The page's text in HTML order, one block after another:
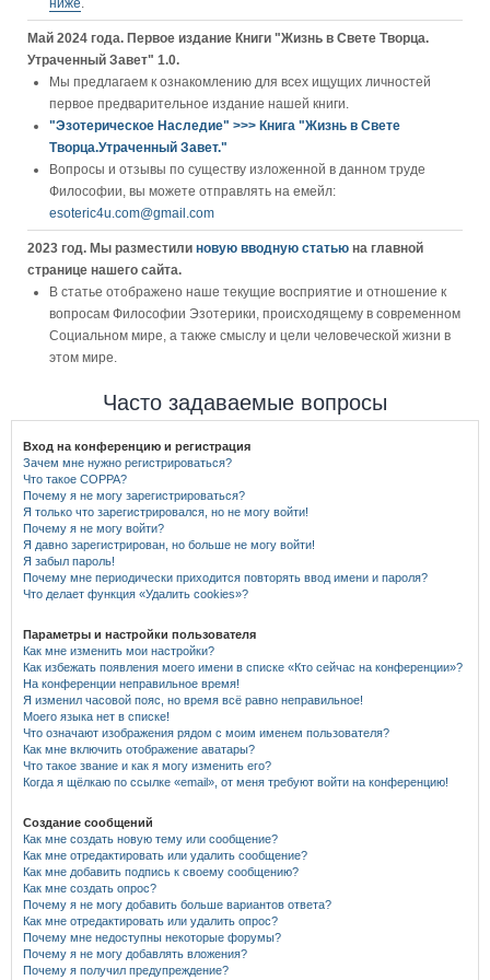
ниже.
Май 2024 года. Первое издание Книги "Жизнь в Свете Творца.
Утраченный Завет" 1.0.
Мы предлагаем к ознакомлению для всех ищущих личностей
первое предварительное издание нашей книги.
"Эзотерическое Наследие" >>> Книга "Жизнь в Свете
Творца.Утраченный Завет."
Вопросы и отзывы по существу изложенной в данном труде
Философии, вы можете отправлять на емейл:
esoteric4u.com@gmail.com
2023 год. Мы разместили новую вводную статью на главной
странице нашего сайта.
В статье отображено наше текущие восприятие и отношение к
вопросам Философии Эзотерики, происходящему в современном
Социальном мире, а также смыслу и цели человеческой жизни в
этом мире.
Часто задаваемые вопросы
Вход на конференцию и регистрация
Зачем мне нужно регистрироваться?
Что такое COPPA?
Почему я не могу зарегистрироваться?
Я только что зарегистрировался, но не могу войти!
Почему я не могу войти?
Я давно зарегистрирован, но больше не могу войти!
Я забыл пароль!
Почему мне периодически приходится повторять ввод имени и пароля?
Что делает функция «Удалить cookies»?
Параметры и настройки пользователя
Как мне изменить мои настройки?
Как избежать появления моего имени в списке «Кто сейчас на конференции»?
На конференции неправильное время!
Я изменил часовой пояс, но время всё равно неправильное!
Моего языка нет в списке!
Что означают изображения рядом с моим именем пользователя?
Как мне включить отображение аватары?
Что такое звание и как я могу изменить его?
Когда я щёлкаю по ссылке «email», от меня требуют войти на конференцию!
Создание сообщений
Как мне создать новую тему или сообщение?
Как мне отредактировать или удалить сообщение?
Как мне добавить подпись к своему сообщению?
Как мне создать опрос?
Почему я не могу добавить больше вариантов ответа?
Как мне отредактировать или удалить опрос?
Почему мне недоступны некоторые форумы?
Почему я не могу добавлять вложения?
Почему я получил предупреждение?